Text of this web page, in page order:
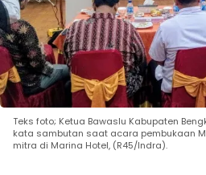
Teks foto; Ketua Bawaslu Kabupaten
kata sambutan saat acara pembukaan
mitra di Marina Hotel, (R45/Indra).